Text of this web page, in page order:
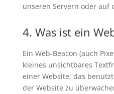
unseren Servern oder auf
4. Was ist ein
Ein Web-Beacon (auch
kleines unsichtbares
einer Website, das
der Website zu